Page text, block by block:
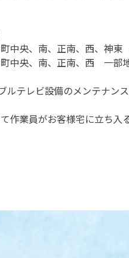
中央、南、正南、西、神
中央、南、正南、西 一部
ルテレビ設備のメンテナン
作業員がお客様宅に立ち入